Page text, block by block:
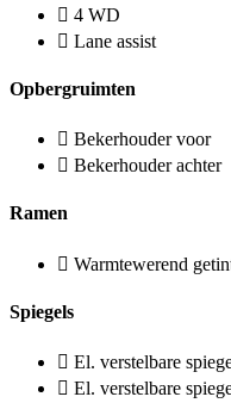
4 WD
Lane assist
Opbergruimten
Bekerhouder voor
Bekerhouder achter
Ramen
Warmtewerend
Spiegels
El. verstelbare
El. verstelbare